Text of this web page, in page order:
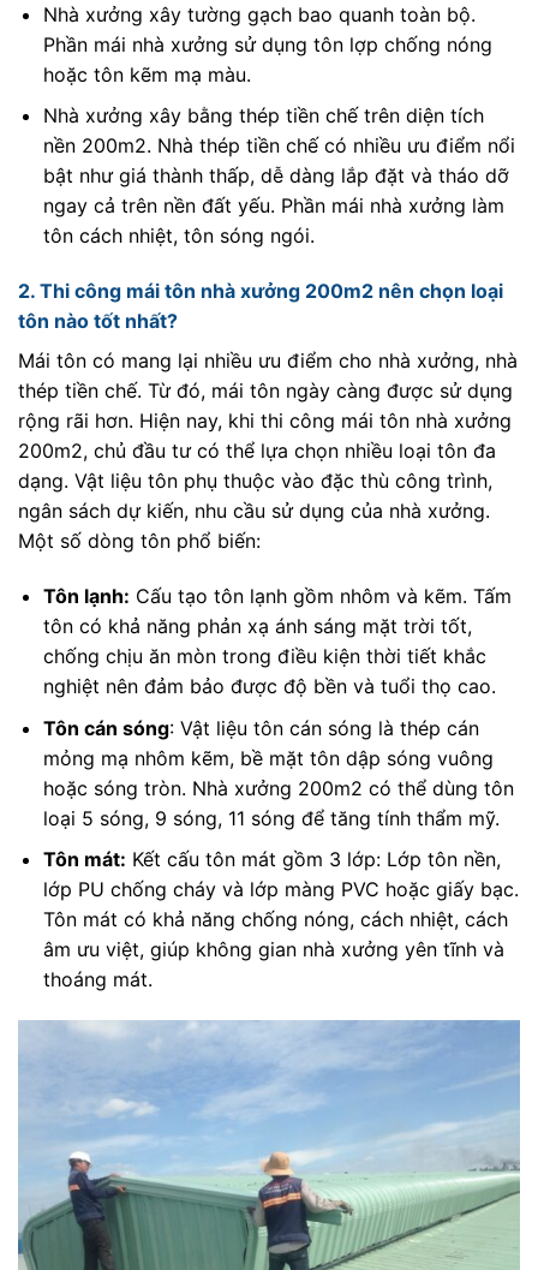
Nhà xưởng xây tường gạch bao quanh toàn bộ.
Phần mái nhà xưởng sử dụng tôn lợp chống nóng
hoặc tôn kẽm mạ màu.
Nhà xưởng xây bằng thép tiền chế trên diện tích
nền 200m2. Nhà thép tiền chế có nhiều ưu điểm nổi
bật như giá thành thấp, dễ dàng lắp đặt và tháo dỡ
ngay cả trên nền đất yếu. Phần mái nhà xưởng làm
tôn cách nhiệt, tôn sóng ngói.
2. Thi công mái tôn nhà xưởng 200m2 nên chọn loại
tôn nào tốt nhất?
Mái tôn có mang lại nhiều ưu điểm cho nhà xưởng, nhà
thép tiền chế. Từ đó, mái tôn ngày càng được sử dụng
rộng rãi hơn. Hiện nay, khi thi công mái tôn nhà xưởng
200m2, chủ đầu tư có thể lựa chọn nhiều loại tôn đa
dạng. Vật liệu tôn phụ thuộc vào đặc thù công trình,
ngân sách dự kiến, nhu cầu sử dụng của nhà xưởng.
Một số dòng tôn phổ biến:
Tôn lạnh: Cấu tạo tôn lạnh gồm nhôm và kẽm. Tấm
tôn có khả năng phản xạ ánh sáng mặt trời tốt,
chống chịu ăn mòn trong điều kiện thời tiết khắc
nghiệt nên đảm bảo được độ bền và tuổi thọ cao.
Tôn cán sóng: Vật liệu tôn cán sóng là thép cán
mỏng mạ nhôm kẽm, bề mặt tôn dập sóng vuông
hoặc sóng tròn. Nhà xưởng 200m2 có thể dùng tôn
loại 5 sóng, 9 sóng, 11 sóng để tăng tính thẩm mỹ.
Tôn mát: Kết cấu tôn mát gồm 3 lớp: Lớp tôn nền,
lớp PU chống cháy và lớp màng PVC hoặc giấy bạc.
Tôn mát có khả năng chống nóng, cách nhiệt, cách
âm ưu việt, giúp không gian nhà xưởng yên tĩnh và
thoáng mát.